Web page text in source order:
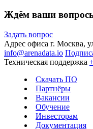
Ждём ваши
Задать вопрос
Адрес офиса г. Москва,
info@arenadata.io
Техническая поддержка
Скачать ПО
Партнёры
Вакансии
Обучение
Инвесторам
Документация